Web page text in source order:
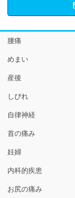
腰痛
めまい
産後
しびれ
自律神経
首の痛み
妊婦
内科的疾患
お尻の痛み